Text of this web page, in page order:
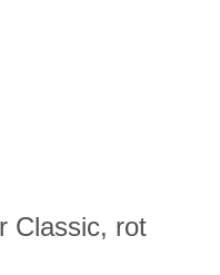
Classic, rot